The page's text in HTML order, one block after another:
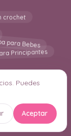
crochet
para Bebes
Principantes
a crochet
en Crochet
Puedes
Aceptar